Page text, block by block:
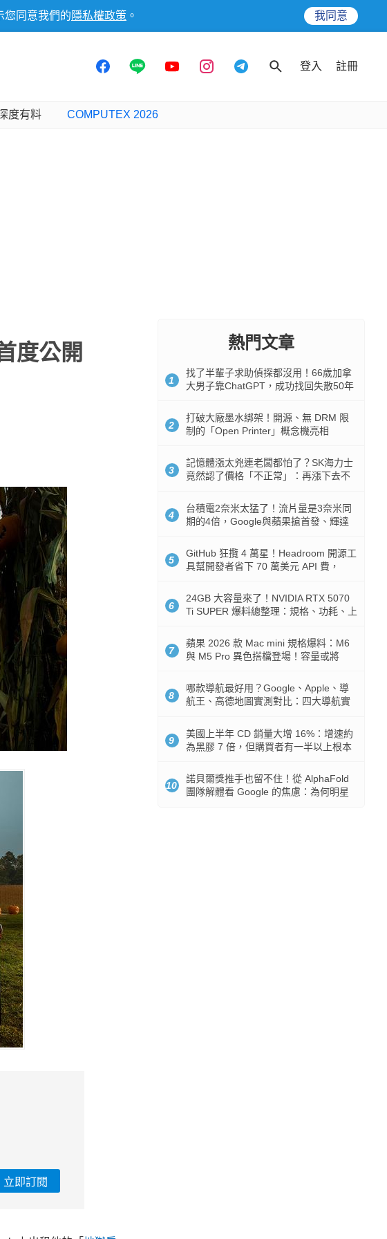
您同意我們的 隱私權政策 。 我同意
登入 註冊
度有料 COMPUTEX 2026
度公開
立即訂閱
熱門文章
1
找了半輩子求助偵探都沒用！66歲加拿
大男子靠ChatGPT，成功找回失散50年
2
打破大廠墨水綁架！開源、無 DRM 限
制的「Open Printer」概念機亮相
3
記憶體漲太兇連老闆都怕了？SK海力士
竟然認了價格「不正常」：再漲下去不
4
台積電2奈米太猛了！流片量是3奈米同
期的4倍，Google與蘋果搶首發、輝達
5
GitHub 狂攬 4 萬星！Headroom 開源工
具幫開發者省下 70 萬美元 API 費，
6
24GB 大容量來了！NVIDIA RTX 5070
Ti SUPER 爆料總整理：規格、功耗、上
7
蘋果 2026 款 Mac mini 規格爆料：M6
與 M5 Pro 異色搭檔登場！容量或將
8
哪款導航最好用？Google、Apple、導
航王、高德地圖實測對比：四大導航實
9
美國上半年 CD 銷量大增 16%：增速約
為黑膠 7 倍，但購買者有一半以上根本
10
諾貝爾獎推手也留不住！從 AlphaFold
團隊解體看 Google 的焦慮：為何明星